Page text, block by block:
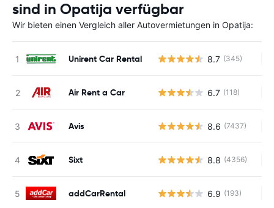
sind in Opatija verfügbar
Wir bieten einen Vergleich aller Autovermietungen in Opatija:
Unirent Car Rental 8.7 (345)
Air Rent a Car 6.7 (118)
Avis 8.6 (7437)
Sixt 8.8 (4356)
addCarRental 6.9 (193)